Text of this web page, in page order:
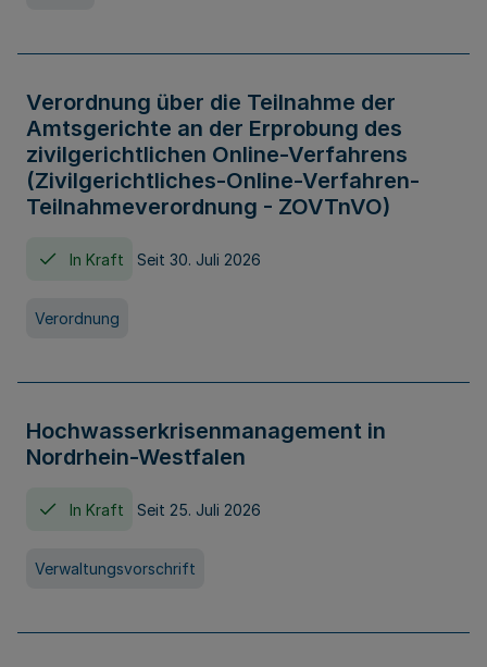
Verordnung über die Teilnahme der
Amtsgerichte an der Erprobung des
zivilgerichtlichen Online-Verfahrens
(Zivilgerichtliches-Online-Verfahren-
Teilnahmeverordnung - ZOVTnVO)
In Kraft Seit 30. Juli 2026
Verordnung
Hochwasserkrisenmanagement in
Nordrhein-Westfalen
In Kraft Seit 25. Juli 2026
Verwaltungsvorschrift